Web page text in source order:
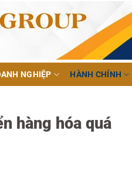
NGHIỆP HÀNH CHÍNH
hàng hóa quá